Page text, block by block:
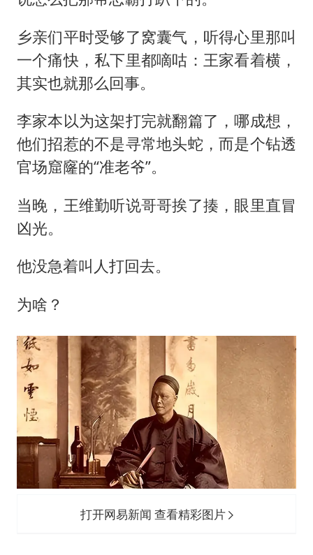
乡亲们平时受够了窝囊气，听得心里那叫
一个痛快，私下里都嘀咕：王家看着横，
其实也就那么回事。
李家本以为这架打完就翻篇了，哪成想，
他们招惹的不是寻常地头蛇，而是个钻透
官场窟窿的“准老爷”。
当晚，王维勤听说哥哥挨了揍，眼里直冒
凶光。
他没急着叫人打回去。
为啥？
打开网易新闻 查看精彩图片